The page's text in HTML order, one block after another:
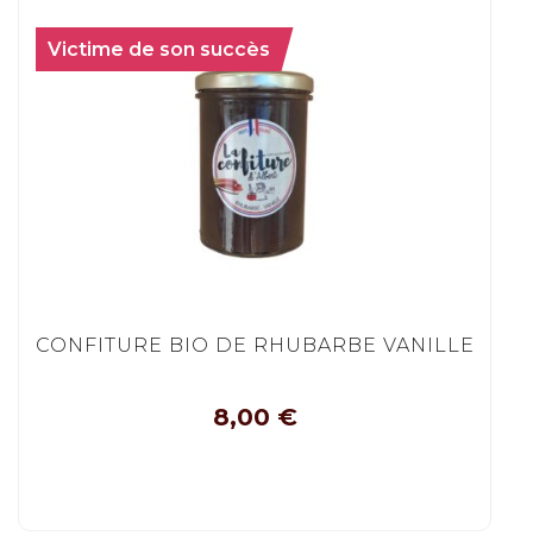
Victime de son succès
CONFITURE BIO DE RHUBARBE VANILLE
8,00 €